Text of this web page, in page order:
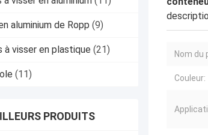
aluminium de Ropp (9)
à visser en plastique (21)
(11)
PRODUITS
Nom du
Couleur: